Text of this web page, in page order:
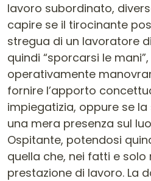
lavoro subordinato,
capire se il tirocinante
stregua di un lavoratore
quindi “sporcarsi le
operativamente
fornire l’apporto
impiegatizia, oppure se
una mera presenza sul
Ospitante, potendosi
quella che, nei fatti e
prestazione di lavoro. La